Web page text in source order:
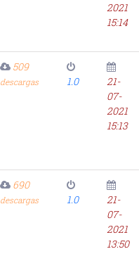
2021
15:14
509
descargas 1.0
21-
07-
2021
15:13
690
descargas 1.0
21-
07-
2021
13:50